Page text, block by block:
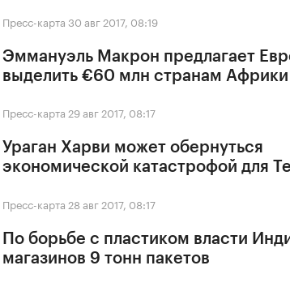
Пресс-карта 30 авг 2017, 08:19
Эммануэль Макрон предлагает
выделить €60 млн странам Африки
Пресс-карта 29 авг 2017, 08:17
Ураган Харви может обернуться
экономической катастрофой для
Пресс-карта 28 авг 2017, 08:17
По борьбе с пластиком власти
магазинов 9 тонн пакетов